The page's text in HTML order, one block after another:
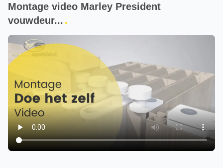
Montage video Marley President
vouwdeur...